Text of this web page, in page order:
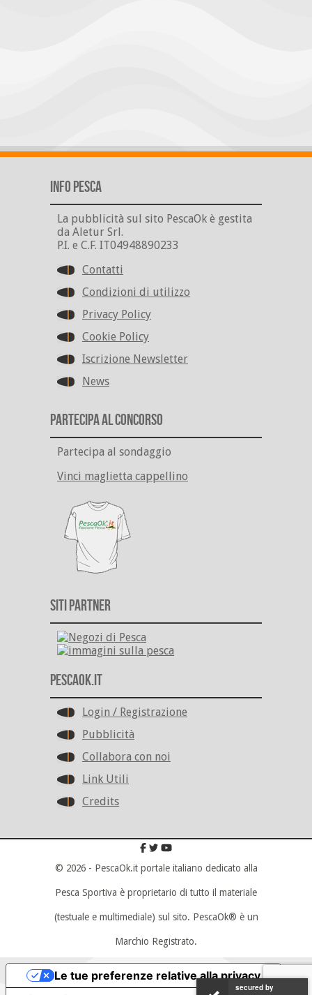
Info Pesca
La pubblicità sul sito PescaOk è gestita
da Aletur Srl.
P.I. e C.F. IT04948890233
Contatti
Condizioni di utilizzo
Privacy Policy
Cookie Policy
Iscrizione Newsletter
News
Partecipa al Concorso
Partecipa al sondaggio
Vinci maglietta cappellino
Siti Partner
PescaOk.it
Login / Registrazione
Pubblicità
Collabora con noi
Link Utili
Credits
© 2026 - PescaOk.it portale italiano dedicato alla
Pesca Sportiva è proprietario di tutto il materiale
(testuale e multimediale) sul sito. PescaOk® è un
Marchio Registrato.
Scroll To Top
Le tue preferenze relative alla privacy
secured by
secured by